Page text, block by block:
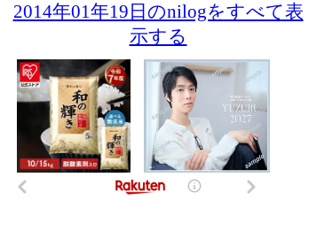
2014年01年19日のnilogをすべて表
示する